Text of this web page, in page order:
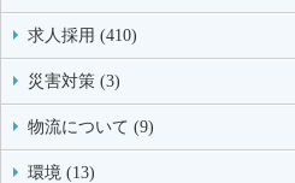
求人採用 (410)
災害対策 (3)
物流について (9)
環境 (13)